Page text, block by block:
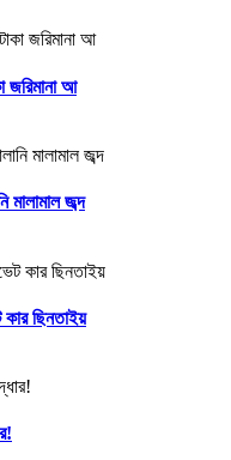
জরিমানা আ
মালামাল জব্দ
কার ছিনতাইয়